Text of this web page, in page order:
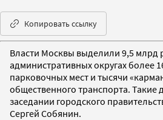
Копировать ссылку
Власти Москвы выделили 9,5 млрд
административных округах более
парковочных мест и тысячи
общественного транспорта. Такие
заседании городского
Сергей Собянин.